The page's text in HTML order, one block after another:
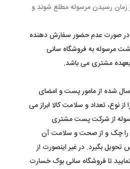
زمان رسیدن مرسوله مطلع شوند و
در صورت عدم حضور سفارش دهنده
مرسوله به فروشگاه سانی
مشتری می باشد.
شده از مامور پست و امضای
نوع، تعداد و سلامت کالا ابراز می
از شرکت پست مشتری
را چک و از صحت و سلامت آن
بگیرد. در غیر اینصورت از
تا فروشگاه سانی بوک خسارت